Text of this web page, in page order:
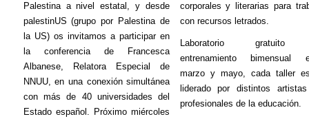
Palestina a nivel estatal, y desde
palestinUS (grupo por Palestina de
la US) os invitamos a participar en
la conferencia de Francesca
Albanese, Relatora Especial de
NNUU, en una conexión simultánea
con más de 40 universidades del
Estado español. Próximo miércoles
corporales y literarias para
con recursos letrados.
Laboratorio gratuito
entrenamiento bimensual
marzo y mayo, cada taller
liderado por distintos
profesionales de la educación.